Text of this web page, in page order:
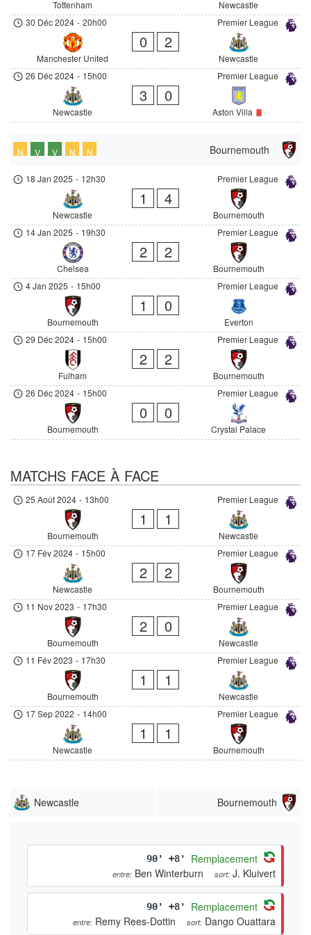
Tottenham
Newcastle
Premier League
30 Déc 2024 - 20h00
Manchester United
0 2
Newcastle
Premier League
26 Déc 2024 - 15h00
Newcastle
3 0
Aston Villa
Bournemouth
N V V N N
Premier League
18 Jan 2025 - 12h30
Newcastle
1 4
Bournemouth
Premier League
14 Jan 2025 - 19h30
Chelsea
2 2
Bournemouth
Premier League
4 Jan 2025 - 15h00
Bournemouth
1 0
Everton
Premier League
29 Déc 2024 - 15h00
Fulham
2 2
Bournemouth
Premier League
26 Déc 2024 - 15h00
Bournemouth
0 0
Crystal Palace
MATCHS FACE À FACE
Premier League
25 Août 2024 - 13h00
Bournemouth
1 1
Newcastle
Premier League
17 Fév 2024 - 15h00
Newcastle
2 2
Bournemouth
Premier League
11 Nov 2023 - 17h30
Bournemouth
2 0
Newcastle
Premier League
11 Fév 2023 - 17h30
Bournemouth
1 1
Newcastle
Premier League
17 Sep 2022 - 14h00
Newcastle
1 1
Bournemouth
Newcastle Bournemouth
90' +8' Remplacement
entre: Ben Winterburn sort: J. Kluivert
90' +8' Remplacement
entre: Remy Rees-Dottin sort: Dango Ouattara